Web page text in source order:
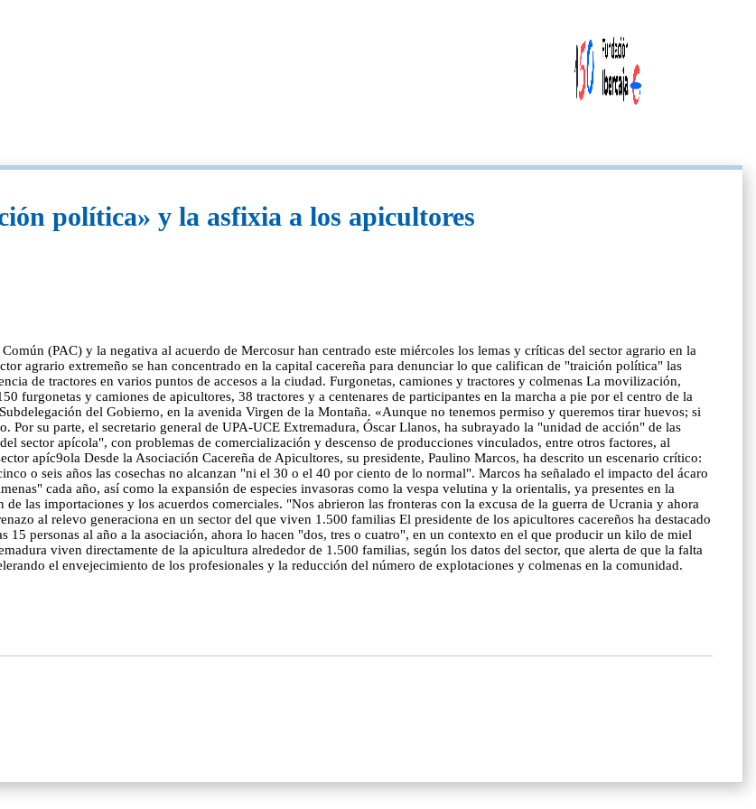
política» y la asfixia a los apicultores
(PAC) y la negativa al acuerdo de Mercosur han centrado este miércoles los lemas y críticas del sector agrario en la
agrario extremeño se han concentrado en la capital cacereña para denunciar lo que califican de "traición política" las
de tractores en varios puntos de accesos a la ciudad. Furgonetas, camiones y tractores y colmenas La movilización,
furgonetas y camiones de apicultores, 38 tractores y a centenares de participantes en la marcha a pie por el centro de la
del Gobierno, en la avenida Virgen de la Montaña. «Aunque no tenemos permiso y queremos tirar huevos; si
su parte, el secretario general de UPA-UCE Extremadura, Óscar Llanos, ha subrayado la "unidad de acción" de las
sector apícola", con problemas de comercialización y descenso de producciones vinculados, entre otros factores, al
apíc9ola Desde la Asociación Cacereña de Apicultores, su presidente, Paulino Marcos, ha descrito un escenario crítico:
o seis años las cosechas no alcanzan "ni el 30 o el 40 por ciento de lo normal". Marcos ha señalado el impacto del ácaro
cada año, así como la expansión de especies invasoras como la vespa velutina y la orientalis, ya presentes en la
las importaciones y los acuerdos comerciales. "Nos abrieron las fronteras con la excusa de la guerra de Ucrania y ahora
al relevo generaciona en un sector del que viven 1.500 familias El presidente de los apicultores cacereños ha destacado
15 personas al año a la asociación, ahora lo hacen "dos, tres o cuatro", en un contexto en el que producir un kilo de miel
viven directamente de la apicultura alrededor de 1.500 familias, según los datos del sector, que alerta de que la falta
el envejecimiento de los profesionales y la reducción del número de explotaciones y colmenas en la comunidad.